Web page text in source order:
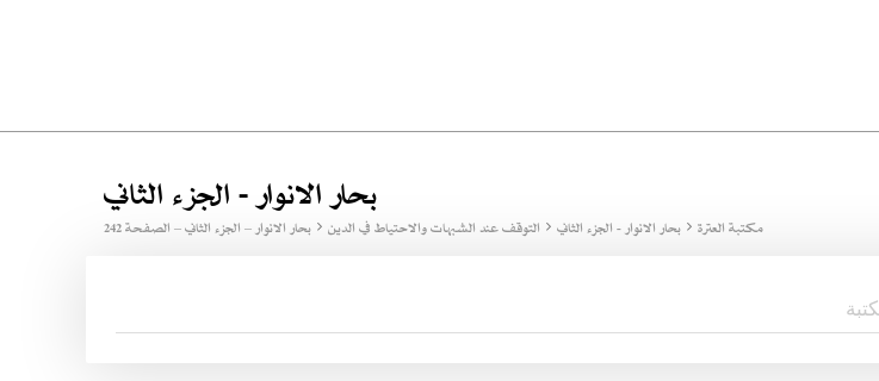
بحار الانوار - الجزء الثاني
مكتبة العترة بحار الانوار - الجزء الثاني التوقف عند الشبهات والاحتياط في الدين بحار الانوار – الجزء الثاني – الصفحة 242